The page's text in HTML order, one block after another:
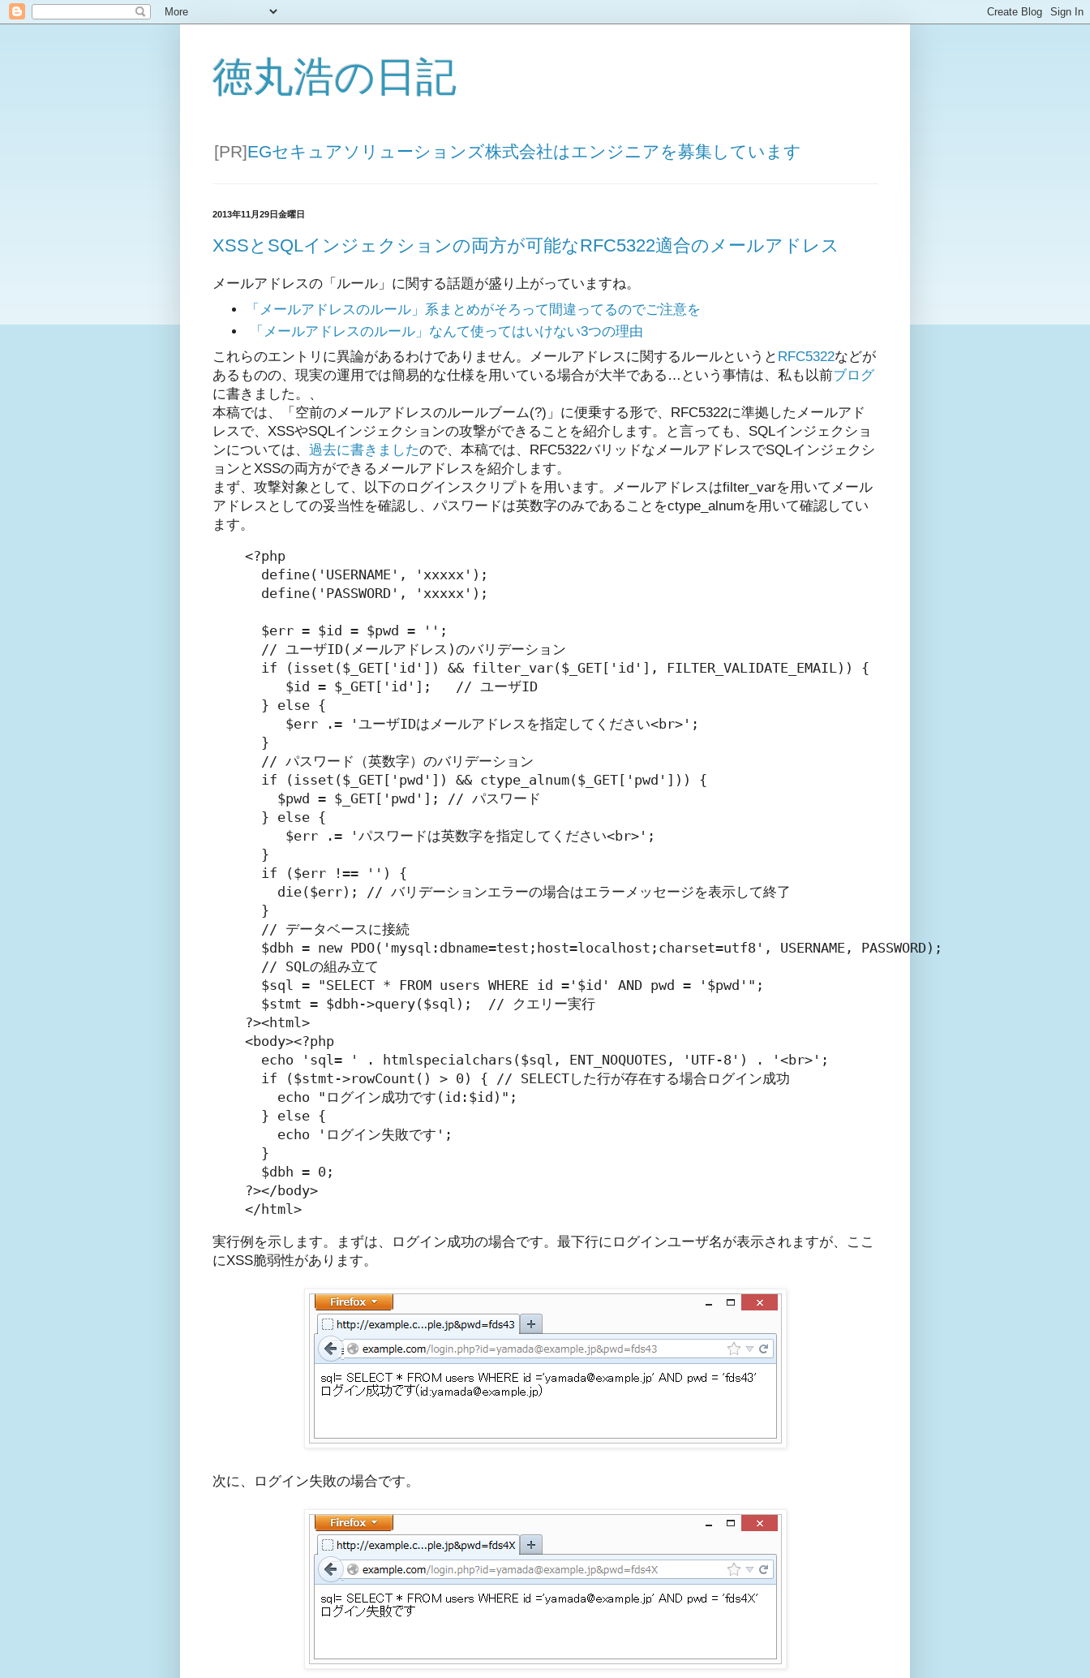
徳丸浩の日記
[PR]EGセキュアソリューションズ株式会社はエンジニアを募集しています
2013年11月29日金曜日
XSSとSQLインジェクションの両方が可能なRFC5322適合のメールアドレス
メールアドレスの「ルール」に関する話題が盛り上がっていますね。
「メールアドレスのルール」系まとめがそろって間違ってるのでご注意を
「メールアドレスのルール」なんて使ってはいけない3つの理由
これらのエントリに異論があるわけでありません。メールアドレスに関するルールというと RFC5322などが
あるものの、現実の運用では簡易的な仕様を用いている場合が大半である…という事情は、私も以前ブログ
に書きました。、
本稿では、「空前のメールアドレスのルールブーム(?)」に便乗する形で、RFC5322に準拠したメールアド
レスで、XSSやSQLインジェクションの攻撃ができることを紹介します。と言っても、SQLインジェクショ
ンについては、 過去に書きましたので、本稿では、RFC5322バリッドなメールアドレスでSQLインジェクシ
ョンとXSSの両方ができるメールアドレスを紹介します。
まず、攻撃対象として、以下のログインスクリプトを用います。メールアドレスはfilter_varを用いてメール
アドレスとしての妥当性を確認し、パスワードは英数字のみであることをctype_alnumを用いて確認してい
ます。
<?php
  define('USERNAME', 'xxxxx');
  define('PASSWORD', 'xxxxx');
  $err = $id = $pwd = '';
  // ユーザID(メールアドレス)のバリデーション
  if (isset($_GET['id']) && filter_var($_GET['id'], FILTER_VALIDATE_EMAIL)) {
     $id = $_GET['id'];   // ユーザID
  } else {
     $err .= 'ユーザIDはメールアドレスを指定してください<br>';
  }
  // パスワード（英数字）のバリデーション
  if (isset($_GET['pwd']) && ctype_alnum($_GET['pwd'])) {
    $pwd = $_GET['pwd']; // パスワード
  } else {
     $err .= 'パスワードは英数字を指定してください<br>';
  }
  if ($err !== '') {
    die($err); // バリデーションエラーの場合はエラーメッセージを表示して終了
  }
  // データベースに接続
  $dbh = new PDO('mysql:dbname=test;host=localhost;charset=utf8', USERNAME, PASSWORD);
  // SQLの組み立て
  $sql = "SELECT * FROM users WHERE id ='$id' AND pwd = '$pwd'";
  $stmt = $dbh->query($sql);  // クエリー実行
?><html>
<body><?php
  echo 'sql= ' . htmlspecialchars($sql, ENT_NOQUOTES, 'UTF-8') . '<br>';
  if ($stmt->rowCount() > 0) { // SELECTした行が存在する場合ログイン成功
    echo "ログイン成功です(id:$id)";
  } else {
    echo 'ログイン失敗です';
  }
  $dbh = 0;
?></body>
</html>
実行例を示します。まずは、ログイン成功の場合です。最下行にログインユーザ名が表示されますが、ここ
にXSS脆弱性があります。
次に、ログイン失敗の場合です。